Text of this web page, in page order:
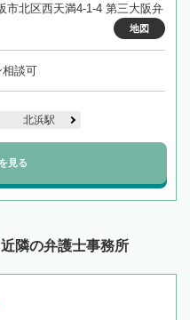
市北区西天満4-1-4 第三大阪弁
地図
相談可
北浜駅
見る
隣の弁護士事務所